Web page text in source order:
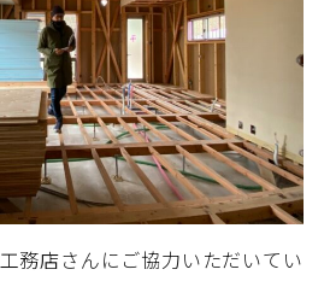
務店さんにご協力いただいてい